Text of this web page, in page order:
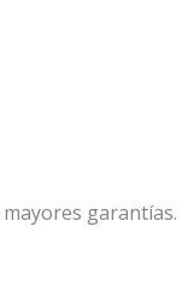
garantías.